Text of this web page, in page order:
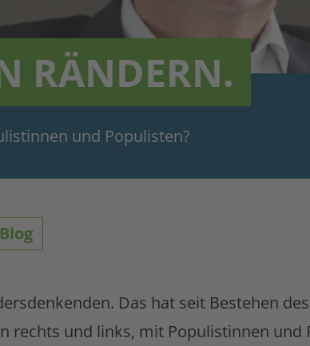
RÄNDERN.
und Populisten?
Blog
Das hat seit Bestehen
rechts und links, mit Populistinnen